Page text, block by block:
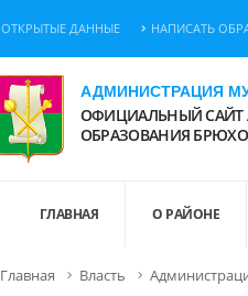
ОТКРЫТЫЕ ДАННЫЕ НАПИСАТЬ
АДМИНИСТРАЦИЯ
ОФИЦИАЛЬНЫЙ САЙТ
ОБРАЗОВАНИЯ
ГЛАВНАЯ О РАЙОНЕ
Главная Власть